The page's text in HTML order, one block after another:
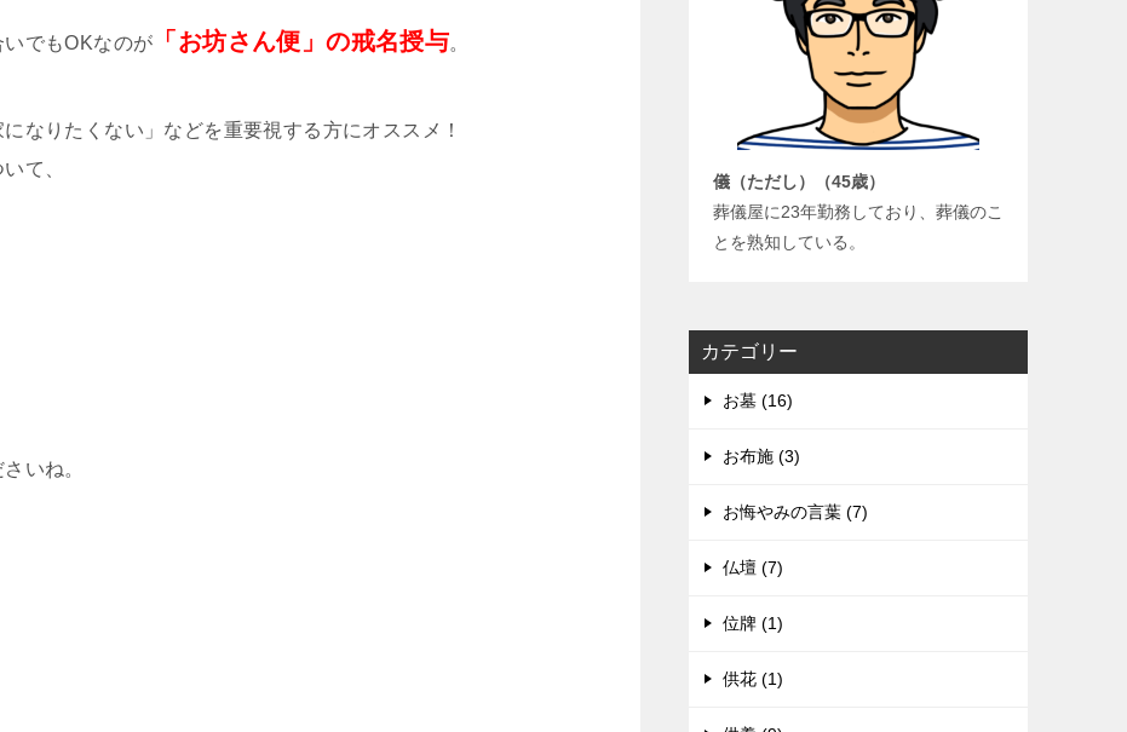
でもOKなのが 「お坊さん便」の戒名授与。
なりたくない」などを重要視する方にオススメ！
て、
いね。
儀（ただし）（45歳）
葬儀屋に23年勤務しており、葬儀のこ
とを熟知している。
カテゴリー
お墓 (16)
お布施 (3)
お悔やみの言葉 (7)
仏壇 (7)
位牌 (1)
供花 (1)